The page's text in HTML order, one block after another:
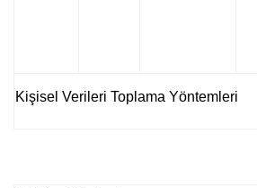
Kişisel Verileri Toplama Yöntemleri